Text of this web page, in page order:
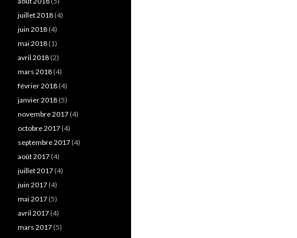
juillet 2018 (4)
juin 2018 (4)
mai 2018 (1)
avril 2018 (2)
mars 2018 (4)
février 2018 (4)
janvier 2018 (5)
novembre 2017 (4)
octobre 2017 (4)
septembre 2017 (4)
août 2017 (4)
juillet 2017 (4)
juin 2017 (4)
mai 2017 (5)
avril 2017 (4)
mars 2017 (5)